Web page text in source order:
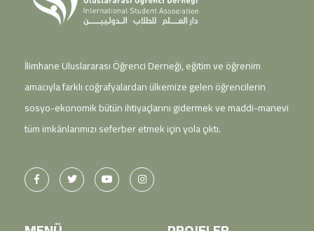
İlimhane Uluslararası Öğrenci Derneği, eğitim ve öğrenim
amacıyla farklı coğrafyalardan ülkemize gelen öğrencilerin
sosyo-ekonomik bütün ihtiyaçlarını gidermek ve maddi-manevi
tüm imkânlarımızı seferber etmek için yola çıktı.